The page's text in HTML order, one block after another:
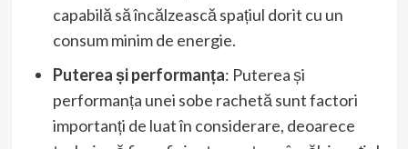
capabilă să încălzească spațiul dorit cu un
consum minim de energie.
Puterea și performanța: Puterea și
performanța unei sobe rachetă sunt factori
importanți de luat în considerare, deoarece